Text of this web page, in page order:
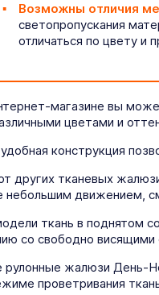
Возможны отличия
светопропускания
отличаться по цвету и
магазине вы
цветами и
конструкция
других тканевых
движением,
ткань в поднятом
со свободно висящими
рулонные жалюзи День-
проветривания